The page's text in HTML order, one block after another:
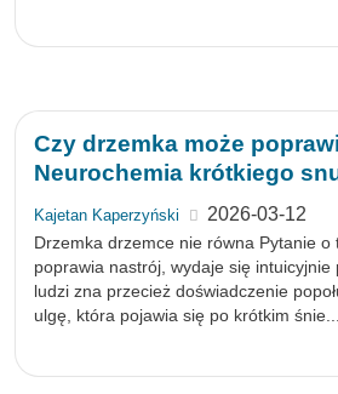
Czy drzemka może
Neurochemia krótkiego
Kajetan Kaperzyński 2026-03-12
Drzemka drzemce nie równa Pytanie o
poprawia nastrój, wydaje się intuicyjnie
ludzi zna przecież doświadczenie
ulgę, która pojawia się po krótkim śnie....